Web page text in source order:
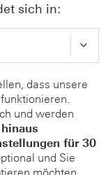
sich in:
dass unsere
und werden
für 30
und Sie